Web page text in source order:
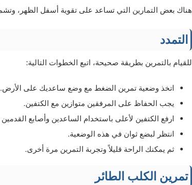
هناك بعض التمارين التي تساعد على تقوية أسفل الظهر،
التمدد
للقيام بالتمرين بطريقة صحيحة، اتبع الخطوات التالية:
اتخذ وضعية تمرين الضغط مع وضع ساعديك على الأرض.
يجب الحفاظ على المرفقين متوازين مع الكتفين.
ارفع الكتفين لأعلى باستخدام الساعدين وأصابع
انتظر لبضع ثوان في هذه الوضعية.
ثم يمكنك الراحة قليلاً وتجربة التمرين مرة أخرى.
تمرين الكلب الطائر